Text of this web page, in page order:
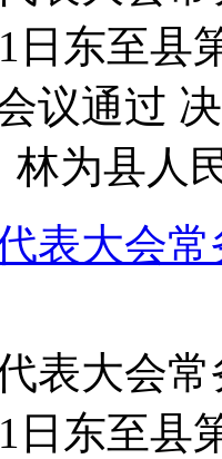
日东至县
议通过
林为县
表大会
表大会
日东至县